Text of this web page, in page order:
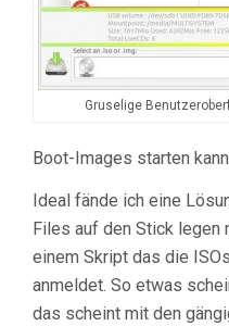
Gruselige
Boot-Images starten
Ideal fände ich eine
Files auf den Stick legen
einem Skript das die
anmeldet. So etwas
das scheint mit den